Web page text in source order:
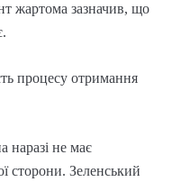
жартома зазначив, що
процесу отримання
наразі не має
сторони. Зеленський